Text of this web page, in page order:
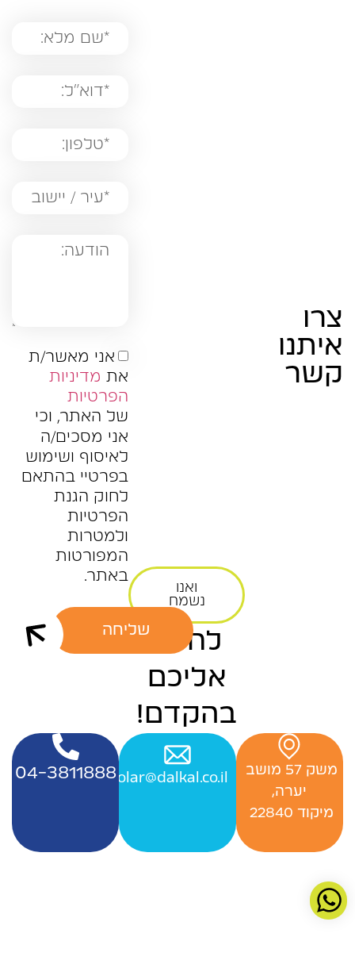
צרו
איתנו
קשר
ואנו
נשמח
לחזור
אליכם
בהקדם!
אני מאשר/ת
את מדיניות
הפרטיות
של האתר, וכי
אני מסכים/ה
לאיסוף ושימוש
בפרטיי בהתאם
לחוק הגנת
הפרטיות
ולמטרות
המפורטות
באתר.
שליחה
‬משק‭ ‬57‭ ‬מושב‭ ‬
יערה,
‬מיקוד 22840 ‭
Officesolar@dalkal.co.il
04-3811888